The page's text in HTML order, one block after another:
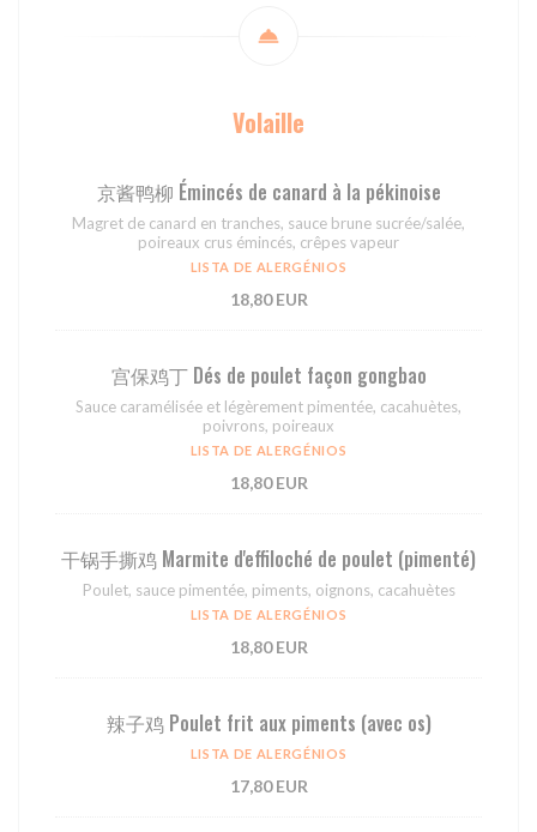
Volaille
京酱鸭柳 Émincés de canard à la pékinoise
Magret de canard en tranches, sauce brune sucrée/salée,
poireaux crus émincés, crêpes vapeur
LISTA DE ALERGÉNIOS
18,80 EUR
宫保鸡丁 Dés de poulet façon gongbao
Sauce caramélisée et légèrement pimentée, cacahuètes,
poivrons, poireaux
LISTA DE ALERGÉNIOS
18,80 EUR
⼲锅⼿撕鸡 Marmite d'effiloché de poulet (pimenté)
Poulet, sauce pimentée, piments, oignons, cacahuètes
LISTA DE ALERGÉNIOS
18,80 EUR
辣⼦鸡 Poulet frit aux piments (avec os)
LISTA DE ALERGÉNIOS
17,80 EUR